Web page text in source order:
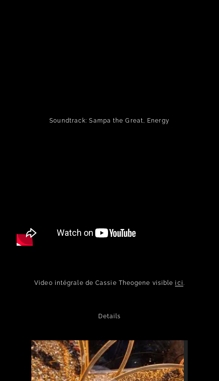
Soundtrack: Sampa the Great, Energy
Video intégrale de Cassie Theogene visibleici.
Details